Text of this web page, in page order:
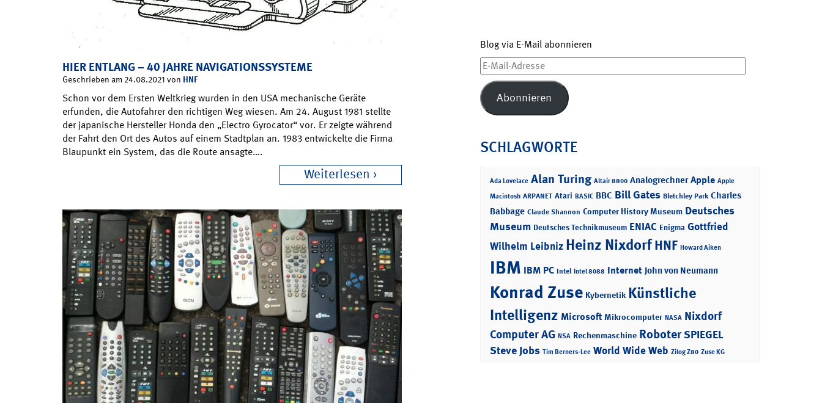
HIER ENTLANG – 40 JAHRE NAVIGATIONSSYSTEME
Geschrieben am 24.08.2021 von HNF
Schon vor dem Ersten Weltkrieg wurden in den USA mechanische Geräte
erfunden, die Autofahrer den richtigen Weg wiesen. Am 24. August 1981 stellte
der japanische Hersteller Honda den „Electro Gyrocator“ vor. Er zeigte während
der Fahrt den Ort des Autos auf einem Stadtplan an. 1983 entwickelte die Firma
Blaupunkt ein System, das die Route ansagte….
Weiterlesen
Blog via E-Mail abonnieren
E-
Mail-
Adresse
Abonnieren
SCHLAGWORTE
Ada Lovelace Alan Turing Altair 8800 Analogrechner Apple Apple
Macintosh ARPANET Atari BASIC BBC Bill Gates Bletchley Park Charles
Babbage Claude Shannon Computer History Museum Deutsches
Museum Deutsches Technikmuseum ENIAC Enigma Gottfried
Wilhelm Leibniz Heinz NixdorfHNF Howard Aiken
IBM IBM PC Intel Intel 8088 Internet John von Neumann
Konrad Zuse Kybernetik Künstliche
Intelligenz Microsoft Mikrocomputer NASA Nixdorf
Computer AG NSA Rechenmaschine RoboterSPIEGEL
Steve Jobs Tim Berners-Lee World Wide Web Zilog Z80 Zuse KG